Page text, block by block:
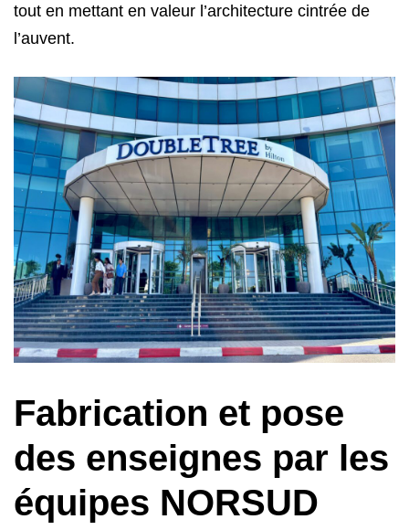
tout en mettant en valeur l’architecture cintrée de
l’auvent.
Fabrication et pose
des enseignes par les
équipes NORSUD